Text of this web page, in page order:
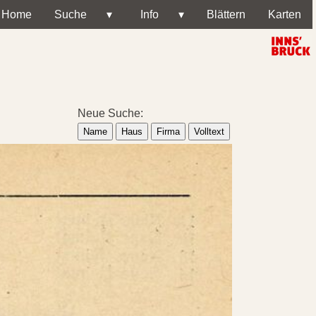
Home Suche ▾ Info ▾ Blättern Karten
Neue Suche:
Name Haus Firma Volltext